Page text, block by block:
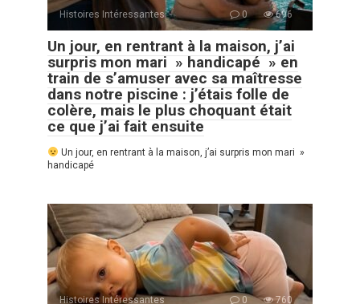
Histoires Intéressantes 0 696
Un jour, en rentrant à la maison, j’ai
surpris mon mari » handicapé » en
train de s’amuser avec sa maîtresse
dans notre piscine : j’étais folle de
colère, mais le plus choquant était
ce que j’ai fait ensuite
Un jour, en rentrant à la maison, j’ai surpris mon mari »
handicapé
Histoires Intéressantes 0 760